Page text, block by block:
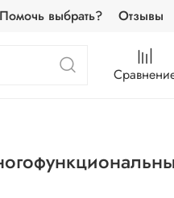
Помочь выбрать? Отзывы